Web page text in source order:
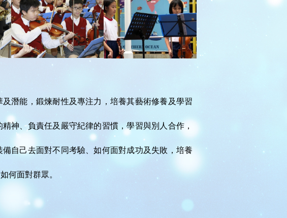
潛能，鍛煉耐性及專注力，培養其藝術修養及學習
神、負責任及嚴守紀律的習慣，學習與別人合作，
自己去面對不同考驗、如何面對成功及失敗，培養
何面對群眾。